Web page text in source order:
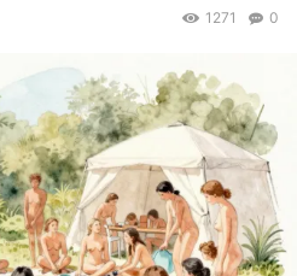
0
1271